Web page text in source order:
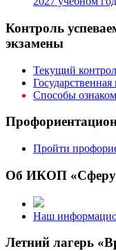
Контроль
экзамены
Текущий
Государственная
Способы
Пройти
Об ИКОП
Наш
Летний лагерь